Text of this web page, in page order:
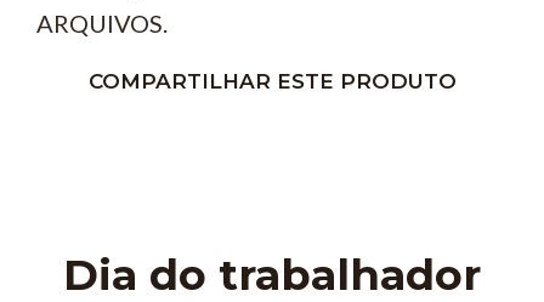
ARQUIVOS.
COMPARTILHAR ESTE PRODUTO
Dia do trabalhador